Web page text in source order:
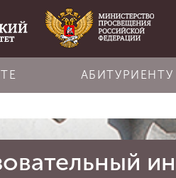
АБИТУРИЕНТУ